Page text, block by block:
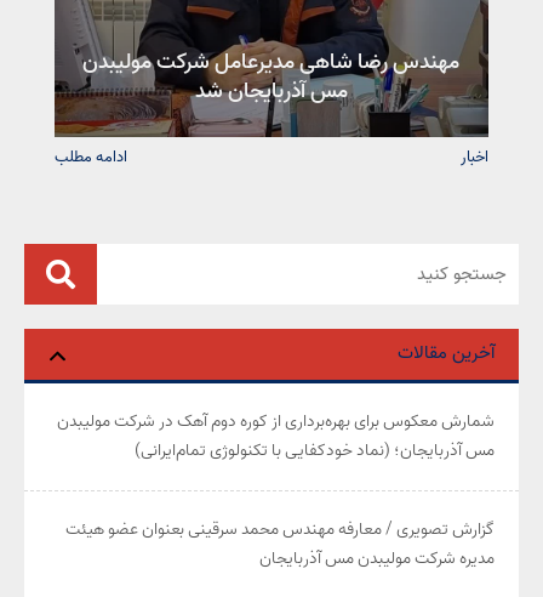
آخرین مقالات
شمارش معکوس برای بهره‌برداری از کوره دوم آهک در شرکت مولیبدن
مس آذربایجان؛ (نماد خودکفایی با تکنولوژی تمام‌ایرانی)
گزارش تصویری / معارفه مهندس محمد سرقینی بعنوان عضو هیئت‌
مدیره شرکت مولیبدن مس آذربایجان
مهندس رضا شاهی مدیرعامل شرکت مولیبدن
مس آذربایجان شد
اخبار ادامه مطلب